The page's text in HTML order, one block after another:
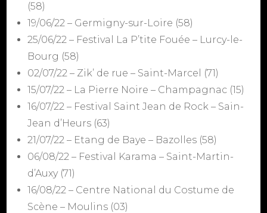
(58)
19/06/22 – Germigny-sur-Loire (58)
25/06/22 – Festival La P’tite Fouée – Lurcy-le-
Bourg (58)
02/07/22 – Zik’ de rue – Saint-Marcel (71)
15/07/22 – La Pierre Noire – Champagnac (15)
16/07/22 – Festival Saint Jean de Rock – Sain-
Jean d’Heurs (63)
21/07/22 – Etang de Baye – Bazolles (58)
06/08/22 – Festival Karama – Saint-Martin-
d’Auxy (71)
16/08/22 – Centre National du Costume de
Scène – Moulins (03)